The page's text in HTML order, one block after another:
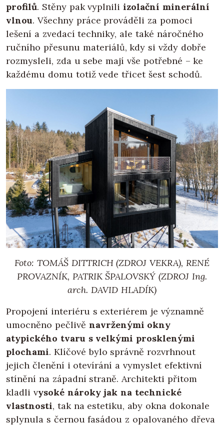
profilů. Stěny pak vyplniliizolační minerální
vlnou. Všechny práce prováděli za pomoci
lešení a zvedací techniky, ale také náročného
ručního přesunu materiálů, kdy si vždy dobře
rozmysleli, zda u sebe mají vše potřebné – ke
každému domu totiž vede třicet šest schodů.
Foto: TOMÁŠ DITTRICH (ZDROJ VEKRA), RENÉ
PROVAZNÍK, PATRIK ŠPALOVSKÝ (ZDROJ Ing.
arch. DAVID HLADÍK)
Propojení interiéru s exteriérem je významně
umocněno pečlivě navrženými okny
atypického tvaru s velkými prosklenými
plochami. Klíčové bylo správně rozvrhnout
jejich členění i otevírání a vymyslet efektivní
stínění na západní straně. Architekti přitom
kladli vysoké nároky jak na technické
vlastnosti, tak na estetiku, aby okna dokonale
splynula s černou fasádou z opalovaného dřeva